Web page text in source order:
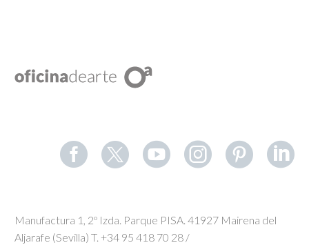
Manufactura 1, 2º Izda. Parque PISA. 41927 Mairena del
Aljarafe (Sevilla) T. +34 95 418 70 28 /